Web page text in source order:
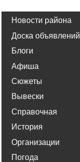
Новости района
Доска объявлений
Блоги
Афиша
Сюжеты
Вывески
Справочная
История
Организации
Погода